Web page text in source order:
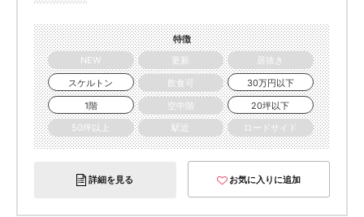
特徴
NEW
更新
居抜き
スケルトン
飲食可
30万円以下
1階
空中階
20坪以下
50坪以上
駅近 ロードサイド
詳細を見る お気に入りに追加